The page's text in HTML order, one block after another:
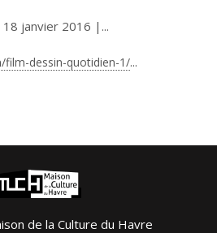
janvier 2016 |
dessin-quotidien-1/
de la Culture du Havre